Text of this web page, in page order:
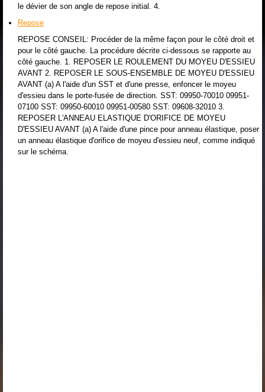
le dévier de son angle de repose initial. 4.
Repose
REPOSE CONSEIL: Procéder de la même façon pour le côté droit et
pour le côté gauche. La procédure décrite ci-dessous se rapporte au
côté gauche. 1. REPOSER LE ROULEMENT DU MOYEU D'ESSIEU
AVANT 2. REPOSER LE SOUS-ENSEMBLE DE MOYEU D'ESSIEU
AVANT (a) A l'aide d'un SST et d'une presse, enfoncer le moyeu
d'essieu dans le porte-fusée de direction. SST: 09950-70010 09951-
07100 SST: 09950-60010 09951-00580 SST: 09608-32010 3.
REPOSER L'ANNEAU ELASTIQUE D'ORIFICE DE MOYEU
D'ESSIEU AVANT (a) A l'aide d'une pince pour anneau élastique, poser
un anneau élastique d'orifice de moyeu d'essieu neuf, comme indiqué
sur le schéma.